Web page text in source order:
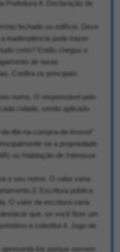
Prefeitura.4. Declaração de
fechado ou edifício. Deve
inadimplência pode trazer
certo? Então chegou o
de taxas
Confira os principais:
nome. O responsável pelo
cidade, sendo aplicado
itbi-na-compra-de-imovel"
se a propriedade
ou Habitação de Interesse
o seu nome. O valor varia
Escritura pública
O valor da escritura varia
que, se você fizer um
a substitui.4. Jogo de
los porque servem